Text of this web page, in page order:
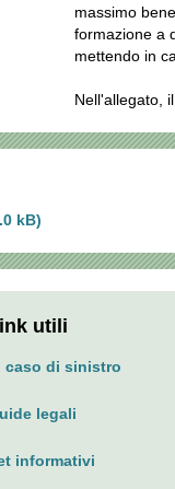
massimo
formazione a
mettendo in
Nell'allegato,
kB)
utili
caso di sinistro
legali
informativi